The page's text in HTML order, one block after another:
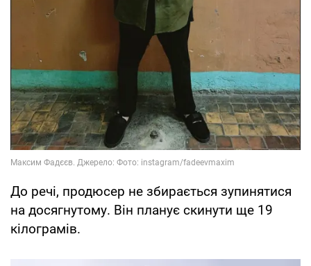
До речі, продюсер не збирається зупинятися
на досягнутому. Він планує скинути ще 19
кілограмів.